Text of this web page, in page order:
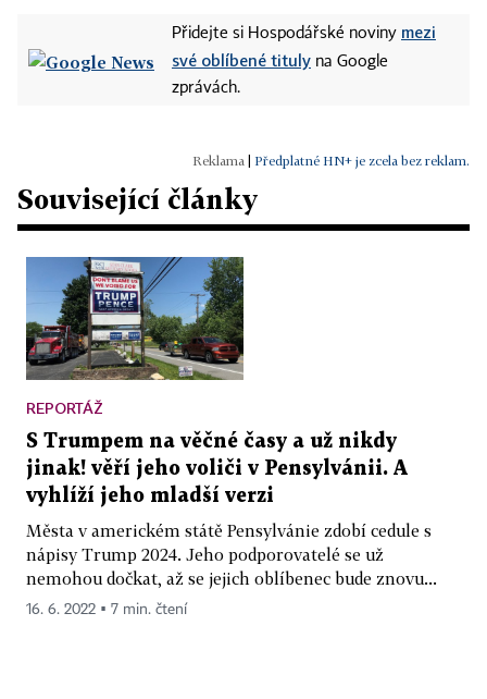
Přidejte si Hospodářské noviny mezi
své oblíbené tituly na Google
zprávách.
Předplatné HN+ je zcela bez reklam.
Související články
REPORTÁŽ
S Trumpem na věčné časy a už nikdy
jinak! věří jeho voliči v Pensylvánii. A
vyhlíží jeho mladší verzi
Města v americkém státě Pensylvánie zdobí cedule s
nápisy Trump 2024. Jeho podporovatelé se už
nemohou dočkat, až se jejich oblíbenec bude znovu...
16. 6. 2022 ▪ 7 min. čtení